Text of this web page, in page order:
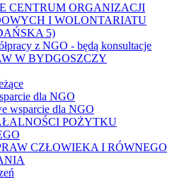
CENTRUM ORGANIZACJI
I WOLONTARIATU
5)
z NGO - będą konsultacje
W BYDGOSZCZY
dla NGO
wsparcie dla NGO
POŻYTKU
CZŁOWIEKA I RÓWNEGO